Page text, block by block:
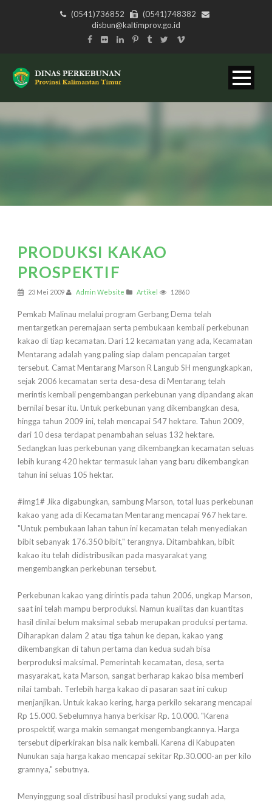
(0541)736852
(0541)748382
disbun@kaltimprov.go.id
PRODUKSI KAKAO
PROSPEKTIF
23 Mei 2009 Admin Website Artikel 12860
Pemkab Malinau melalui program Gerbang Dema telah
mentargetkan peremajaan serta pembukaan kembali perkebunan
kakao di tiap kecamatan. Dari 12 kecamatan yang ada, Kecamatan
Mentarang adalah yang paling siap dalam pencapaian target
tersebut. Camat Mentarang Marson R Langub SH mengungkapkan,
sejak 2006 kecamatan serta desa-desa di Mentarang telah
merintis kembali pengembangan perkebunan yang dipandang akan
bernilai besar itu. Untuk perkebunan yang dikembangkan desa,
hingga tahun 2009 ini, telah mencapai 547 hektare. Tahun 2009,
dari 10 desa terdapat penambahan seluas 132 hektare.
Sedangkan luas perkebunan yang dikembangkan kecamatan seluas
lebih kurang 420 hektar termasuk lahan yang baru dikembangkan
tahun ini seluas 105 hektar.
#img1# Jika digabungkan, sambung Marson, total luas perkebunan
kakao yang ada di Kecamatan Mentarang mencapai 967 hektare.
"Untuk pembukaan lahan tahun ini kecamatan telah menyediakan
bibit sebanyak 176.350 bibit," terangnya. Ditambahkan, bibit
kakao itu telah didistribusikan pada masyarakat yang
mengembangkan perkebunan tersebut.
Perkebunan kakao yang dirintis pada tahun 2006, ungkap Marson,
saat ini telah mampu berproduksi. Namun kualitas dan kuantitas
hasil dinilai belum maksimal sebab merupakan produksi pertama.
Diharapkan dalam 2 atau tiga tahun ke depan, kakao yang
dikembangkan di tahun pertama dan kedua sudah bisa
berproduksi maksimal. Pemerintah kecamatan, desa, serta
masyarakat, kata Marson, sangat berharap kakao bisa memberi
nilai tambah. Terlebih harga kakao di pasaran saat ini cukup
menjanjikan. Untuk kakao kering, harga perkilo sekarang mencapai
Rp 15.000. Sebelumnya hanya berkisar Rp. 10.000. "Karena
prospektif, warga makin semangat mengembangkannya. Harga
tersebut diperkirakan bisa naik kembali. Karena di Kabupaten
Nunukan saja harga kakao mencapai sekitar Rp.30.000-an per kilo
gramnya," sebutnya.
Menyinggung soal distribusi hasil produksi yang sudah ada,